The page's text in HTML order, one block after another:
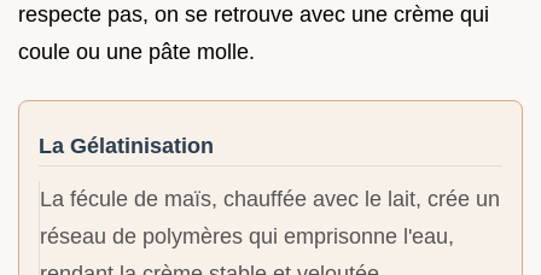
respecte pas, on se retrouve avec une crème qui
coule ou une pâte molle.
La Gélatinisation
La fécule de maïs, chauffée avec le lait, crée un
réseau de polymères qui emprisonne l'eau,